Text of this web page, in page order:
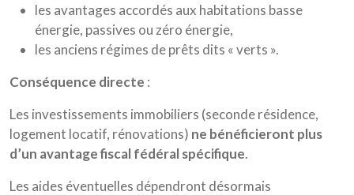
les avantages accordés aux habitations basse
énergie, passives ou zéro énergie,
les anciens régimes de prêts dits « verts ».
Conséquence directe :
Les investissements immobiliers (seconde résidence,
logement locatif, rénovations) ne bénéficieront plus
d’un avantage fiscal fédéral spécifique.
Les aides éventuelles dépendront désormais